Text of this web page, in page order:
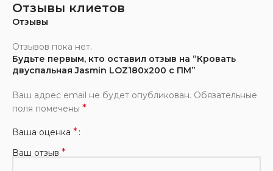
Отзывы клиетов
Отзывы
Отзывов пока нет.
Будьте первым, кто оставил отзыв на “Кровать
двуспальная Jasmin LOZ180х200 с ПМ”
Ваш адрес email не будет опубликован. Обязательные
поля помечены *
Ваша оценка *
Ваш отзыв *